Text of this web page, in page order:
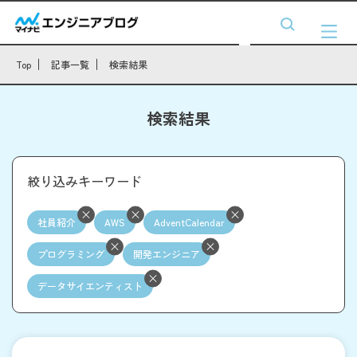
Top 記事一覧 検索結果
検索結果
絞り込みキーワード
社員紹介 AWS AdventCalendar
プログラミング 開発エンジニア
データサイエンティスト